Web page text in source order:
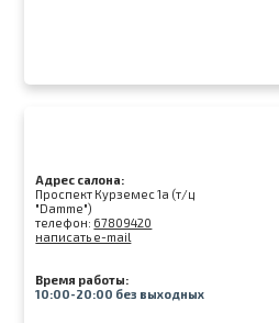
Адрес салона:
Проспект Курземес 1а (т/ц
"Damme")
телефон: 67809420
написать e-mail
Время работы:
10:00-20:00 без выходных